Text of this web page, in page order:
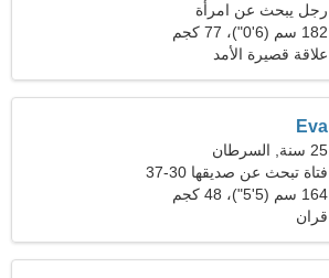
الميزان
رجل يبحث عن امرأة
182 سم (6'0")، 77 كجم
(169 رطلا)
علاقة قصيرة الأمد
Eva
25 سنة, السرطان
فتاة تبحث عن صديقها 30-37
164 سم (5'5")، 48 كجم
(105 رطل)
قران